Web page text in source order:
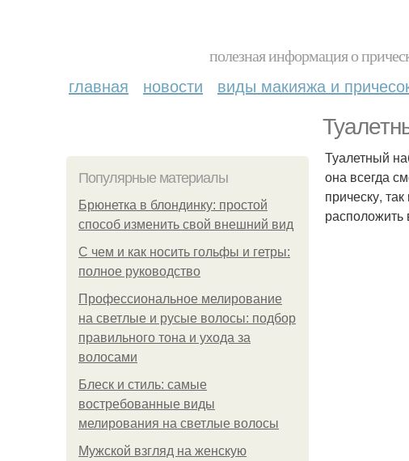
полезная информация о
главная новости виды макияжа и
Популярные материалы
Брюнетка в блондинку: простой
способ изменить свой внешний вид
С чем и как носить гольфы и гетры:
полное руководство
Профессиональное мелирование
на светлые и русые волосы: подбор
правильного тона и ухода за
волосами
Блеск и стиль: самые
востребованные виды
мелирования на светлые волосы
Мужской взгляд на женскую
Туалетный
она всегда
прическу,